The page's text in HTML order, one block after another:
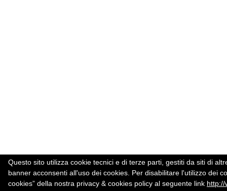
Questo sito utilizza cookie tecnici e di terze parti, gestiti da siti di
banner acconsenti all'uso dei cookies. Per disabilitare l'utilizzo dei
cookies” della nostra privacy & cookies policy al seguente link http://